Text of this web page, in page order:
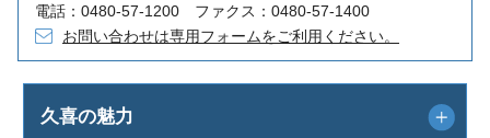
電話：0480-57-1200 ファクス：0480-57-1400
お問い合わせは専用フォームをご利用ください。
久喜の魅力